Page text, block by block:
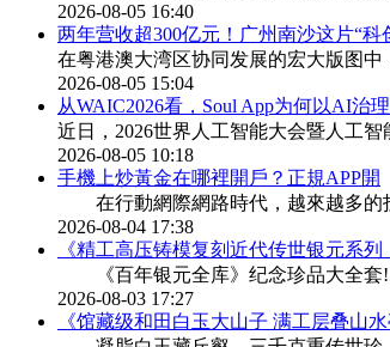
2026-08-05 16:40
两年营收超300亿元！广州南沙这片“科
在粤港澳大湾区协同发展的宏大版图
2026-08-05 15:04
从WAIC2026看，Soul App为何以AI治
近日，2026世界人工智能大会暨人工
2026-08-05 10:18
​手機上炒黃金在哪裡開戶？正規APP開
在行動網際網路時代，越來越多的
2026-08-04 17:38
《精工高压铸模复刻近代传世银元系列
《百年银元全库》纪念珍品大全
2026-08-03 17:27
《馆藏级和田白玉大山子 满工层叠山